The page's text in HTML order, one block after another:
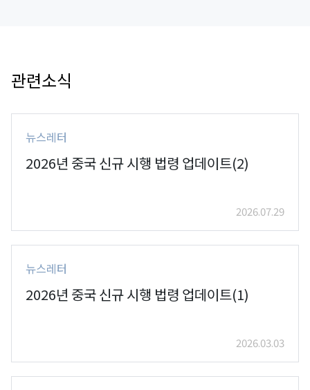
관련소식
뉴스레터
2026년 중국 신규 시행 법령 업데이트(2)
2026.07.29
뉴스레터
2026년 중국 신규 시행 법령 업데이트(1)
2026.03.03